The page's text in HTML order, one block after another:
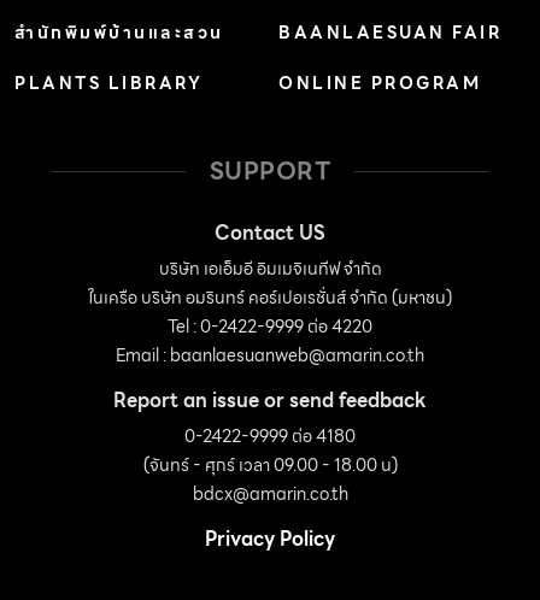
สำนักพิมพ์บ้านและสวน
PLANTS LIBRARY
BAANLAESUAN FAIR
ONLINE PROGRAM
SUPPORT
Contact US
บริษัท เอเอ็มอี อิมเมจิเนทีฟ จำกัด
ในเครือ บริษัท อมรินทร์ คอร์เปอเรชั่นส์ จำกัด (มหาชน)
Tel : 0-2422-9999 ต่อ 4220
Email :baanlaesuanweb@amarin.co.th
Report an issue or send feedback
0-2422-9999 ต่อ 4180
(จันทร์ - ศุกร์ เวลา 09.00 - 18.00 น)
bdcx@amarin.co.th
Privacy Policy